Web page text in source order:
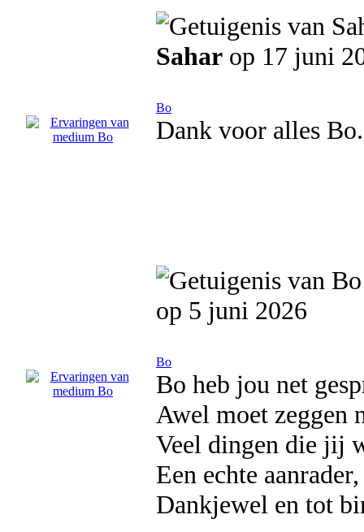
Sahar op 17 juni
Bo
Dank voor alles
op 5 juni 2026
Bo
Bo heb jou net
Awel moet zeggen
Veel dingen die jij
Een echte
Dankjewel en tot